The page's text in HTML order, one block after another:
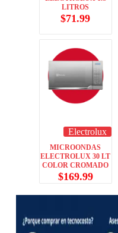
LITROS
$71.99
Electrolux
MICROONDAS
ELECTROLUX 30 LT
COLOR CROMADO
$169.99